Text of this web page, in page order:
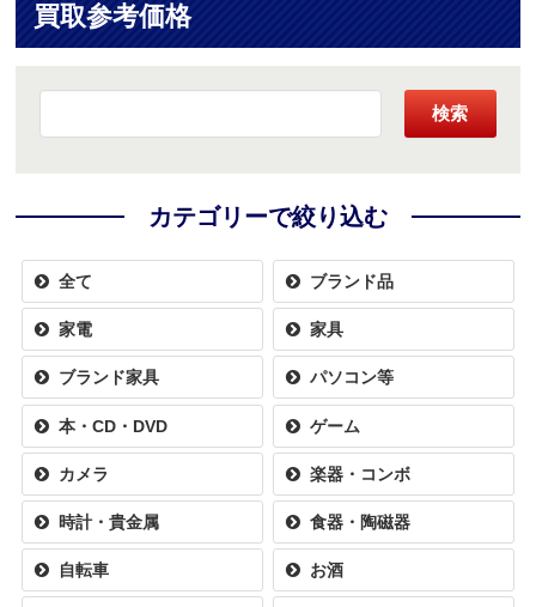
買取参考価格
検索
カテゴリーで絞り込む
全て ブランド品
家電 家具
ブランド家具 パソコン等
本・CD・DVD ゲーム
カメラ 楽器・コンボ
時計・貴金属 食器・陶磁器
自転車 お酒